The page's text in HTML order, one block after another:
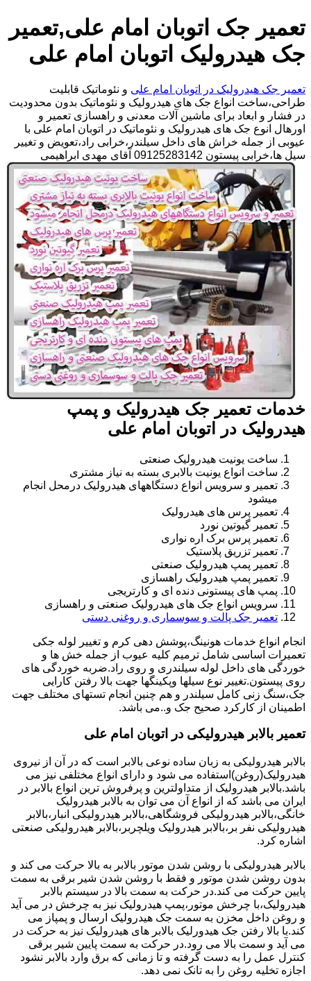
تعمیر جک اتوبان امام علی,تعمیر
جک هیدرولیک اتوبان امام علی
تعمیر جک هیدرولیک در اتوبان امام علی و نئوماتیک قابلیت
طراحی،ساخت انواع جک های هیدرولیک و نئوماتیک بدون محدودیت
در فشار و ابعاد برای ماشین آلات معدنی و راهسازی تعمیر و
اورهال انوع جک های هیدرولیک و نئوماتیک در اتوبان امام علی با
عیوبی از جمله خراش های داخل سیلندر،خرابی راد،تعویض و تغییر
سیل ها،خرابی پیستون 09125283142 آقای مهدی ابراهیمی
خدمات تعمیر جک هیدرولیک و پمپ
هیدرولیک در اتوبان امام علی
ساخت یونیت هیدرولیک صنعتی
ساخت انواع یونیت بالابری بسته به نیاز مشتری
تعمیر و سرویس انواع دستگاههای هیدرولیک درمحل انجام
میشود
تعمیر پرس های هیدرولیک
تعمیر گیوتین نورد
تعمیر پرس برک اره نواری
تعمیر تزریق پلاستیک
تعمیر پمپ هیدرولیک صنعتی
تعمیر پمپ هیدرولیک راهسازی
پمپ های پیستونی دنده ای و کارتریجی
سرویس انواع جک های هیدرولیک صنعتی و راهسازی
تعمیر جک پالت و سوسماری و روغنی دستی
انجام انواع خدمات هونینگ،پوشش دهی کرم و تغییر لوله جکی
تعمیرات اساسی شامل ترمیم کلیه عیوب از جمله خش ها و
خوردگی های داخل لوله سیلندری و روی راد.ضربه خوردگی های
روی پیستون.تغییر نوع سیلها وپکینگها جهت بالا رفتن کارایی
جک،سنگ زنی کامل سیلندر و هم چنین انجام تستهای مختلف جهت
اطمینان از کارکرد صحیح جک و..می باشد.
تعمیر بالابر هیدرولیکی در اتوبان امام علی
بالابر هیدرولیکی به زبان ساده نوعی بالابر است که در آن از نیروی
هیدرولیک(روغن)استفاده می شود و دارای انواع مختلفی نیز می
باشد.بالابر هیدرولیک از متداولترین و پرفروش ترین انواع بالابر در
ایران می باشد که از انواع آن می توان به بالابر هیدرولیک
خانگی،بالابر هیدرولیکی فروشگاهی،بالابر هیدرولیکی انبار،بالابر
هیدرولیکی نفر بر،بالابر هیدرولیک ویلچربر،بالابر هیدرولیکی صنعتی
اشاره کرد.
بالابر هیدرولیکی با روشن شدن موتور بالابر به بالا حرکت می کند و
بدون روشن شدن موتور و فقط با روشن شدن شیر برقی به سمت
پایین حرکت می کند.در حرکت به سمت بالا در سیستم بالابر
هیدرولیک،با چرخش موتور،پمپ هیدرولیک نیز به چرخش در می آید
و روغن داخل مخزن به سمت جک هیدرولیک ارسال و پمپاز می
کند.با بالا رفتن جک هیدورلیک بالابر های هیدرولیک نیز به حرکت در
می آید و سمت بالا می رود.در حرکت به سمت پایین شیر برقی
کنترل عمل را به دست گرفته و تا زمانی که برق وارد بالابر نشود
اجازه تخلیه روغن را به تانک نمی دهد.